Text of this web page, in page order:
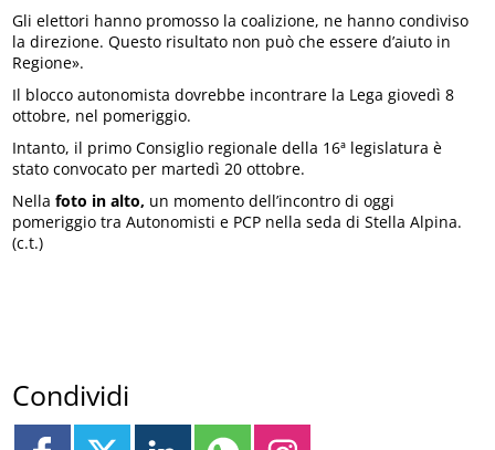
Gli elettori hanno promosso la coalizione, ne hanno condiviso
la direzione. Questo risultato non può che essere d’aiuto in
Regione».
Il blocco autonomista dovrebbe incontrare la Lega giovedì 8
ottobre, nel pomeriggio.
Intanto, il primo Consiglio regionale della 16ª legislatura è
stato convocato per martedì 20 ottobre.
Nella foto in alto, un momento dell’incontro di oggi
pomeriggio tra Autonomisti e PCP nella seda di Stella Alpina.
(c.t.)
Condividi